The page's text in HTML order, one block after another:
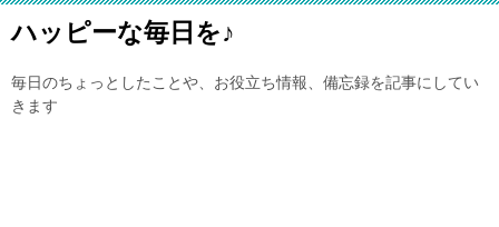
ハッピーな毎日を♪
毎日のちょっとしたことや、お役立ち情報、備忘録を記事にしてい
きます